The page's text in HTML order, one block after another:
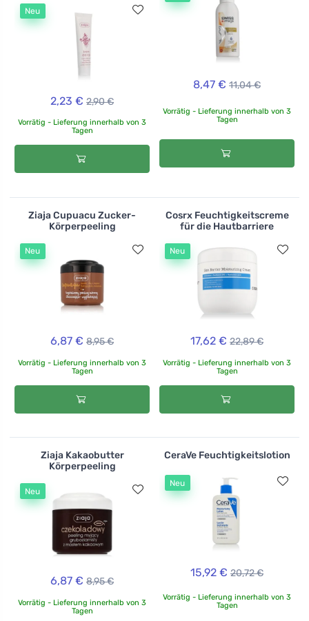
Neu
2,23 € 2,90 €
Vorrätig - Lieferung innerhalb von 3
Tagen
8,47 € 11,04 €
Vorrätig - Lieferung innerhalb von 3
Tagen
Ziaja Cupuacu Zucker-
Körperpeeling
Neu
6,87 € 8,95 €
Vorrätig - Lieferung innerhalb von 3
Tagen
Cosrx Feuchtigkeitscreme
für die Hautbarriere
Neu
17,62 € 22,89 €
Vorrätig - Lieferung innerhalb von 3
Tagen
Ziaja Kakaobutter
Körperpeeling
Neu
6,87 € 8,95 €
Vorrätig - Lieferung innerhalb von 3
Tagen
CeraVe Feuchtigkeitslotion
Neu
15,92 € 20,72 €
Vorrätig - Lieferung innerhalb von 3
Tagen